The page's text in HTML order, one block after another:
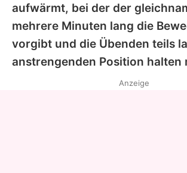
aufwärmt, bei der der
mehrere Minuten lang die
vorgibt und die Übenden teils
anstrengenden Position halten
Anzeige